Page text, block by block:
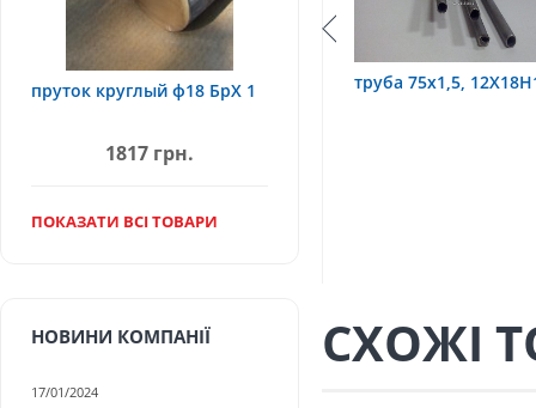
труба 9х0,2 12Х18Н10Т труба 75х1,5,
СХОЖІ
пруток круглый ф18 БрХ 1
1817 грн.
ПОКАЗАТИ ВСІ ТОВАРИ
НОВИНИ КОМПАНІЇ
17/01/2024